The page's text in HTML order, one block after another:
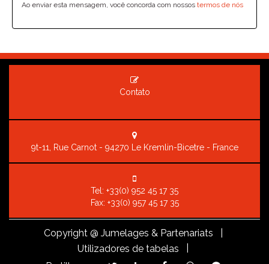
Ao enviar esta mensagem, você concorda com nossos termos de nós
Contato
9t-11, Rue Carnot - 94270 Le Kremlin-Bicetre - France
Tel: +33(0) 952 45 17 35
Fax: +33(0) 957 45 17 35
Copyright@ Jumelages & Partenariats |
Utilizadores de tabelas